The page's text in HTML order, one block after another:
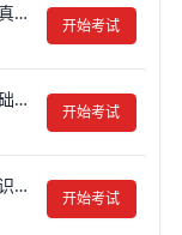
2017年吉林省事业单位考试《通用知识》真题试卷及答案【含解析】（B类）
开始考试
2017年吉林省省直事业单位考试《公共基础知识》真题试卷及答案【含解析】
开始考试
2014年吉林省事业单位考试《公共基础知识》真题试卷及答案【含解析】
开始考试